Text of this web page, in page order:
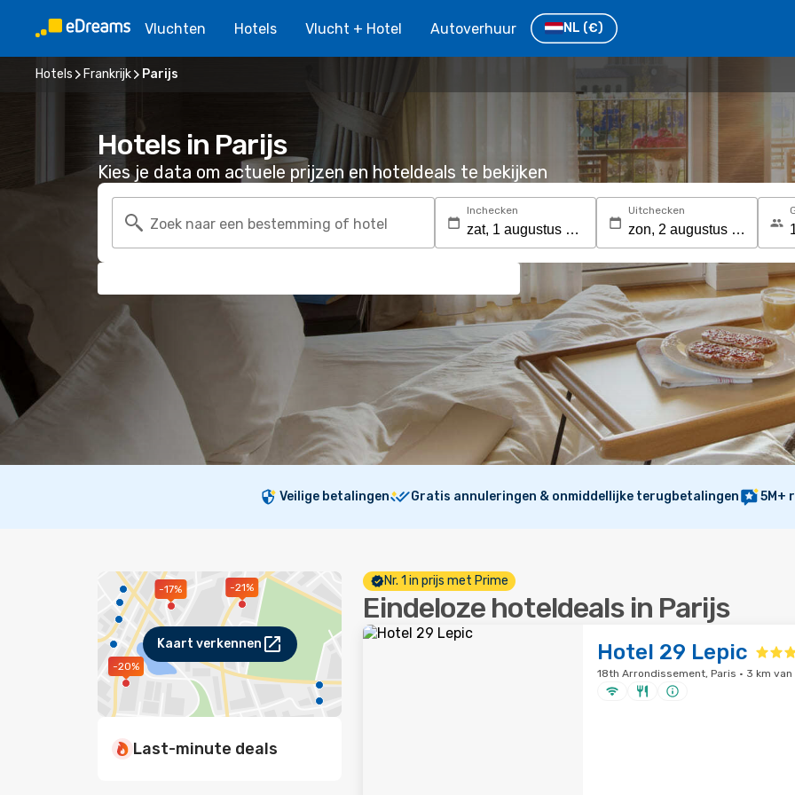
Vluchten Hotels Vlucht + Hotel Autoverhuur NL (€)
Hotels Frankrijk Parijs
Hotels in Parijs
Kies je data om actuele prijzen en hoteldeals te bekijken
Zoek naar een bestemming of hotel
Inchecken Uitchecken
Veilige betalingen Gratis annuleringen & onmiddellijke terugbetalingen 5M+
-21%
-20%
-17%
Kaart verkennen
Last-minute deals
Nr. 1 in prijs met Prime
Eindeloze hoteldeals in Parijs
Hotel 29 Lepic
18th Arrondissement, Paris · 3 km